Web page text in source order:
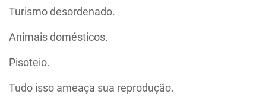
Turismo desordenado.
Animais domésticos.
Pisoteio.
Tudo isso ameaça sua reprodução.